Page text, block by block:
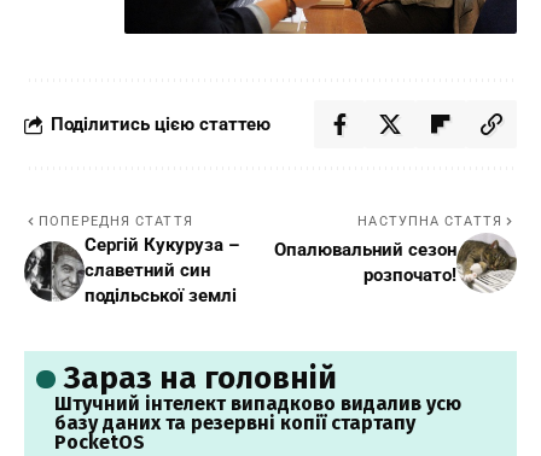
Поділитись цією статтею
ПОПЕРЕДНЯ СТАТТЯ
Сергій Кукуруза –
славетний син
подільської землі
НАСТУПНА СТАТТЯ
Опалювальний сезон
розпочато!
Зараз на головній
Штучний інтелект випадково видалив усю
базу даних та резервні копії стартапу
PocketOS